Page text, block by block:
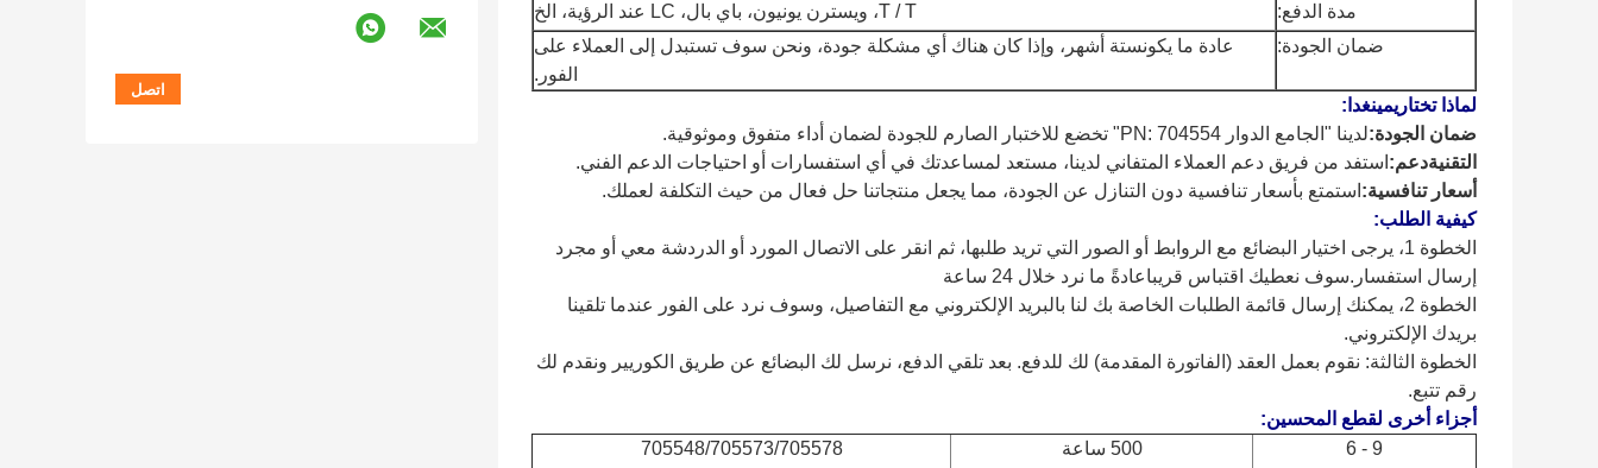
مدة الدفع:
T / T، ويسترن يونيون، باي بال، LC عند الرؤية، الخ
ضمان الجودة:
عادة ما يكونستة أشهر، وإذا كان هناك أي مشكلة جودة، ونحن سوف تستبدل إلى العملاء على
الفور.
لماذا تختار يمينغدا :
ضمان الجودة:لدينا "الجامع الدوار PN: 704554" تخضع للاختبار الصارم للجودة لضمان أداء متفوق وموثوقية.
التقنيةدعم: استفد من فريق دعم العملاء المتفاني لدينا، مستعد لمساعدتك في أي استفسارات أو احتياجات الدعم الفني.
أسعار تنافسية: استمتع بأسعار تنافسية دون التنازل عن الجودة، مما يجعل منتجاتنا حل فعال من حيث التكلفة لعملك.
كيفية الطلب:
الخطوة 1، يرجى اختيار البضائع مع الروابط أو الصور التي تريد طلبها، ثم انقر على الاتصال المورد أو الدردشة معي أو مجرد
إرسال استفسار.سوف نعطيك اقتباس قريباعادةً ما نرد خلال 24 ساعة
الخطوة 2، يمكنك إرسال قائمة الطلبات الخاصة بك لنا بالبريد الإلكتروني مع التفاصيل، وسوف نرد على الفور عندما تلقينا
بريدك الإلكتروني.
الخطوة الثالثة: نقوم بعمل العقد (الفاتورة المقدمة) لك للدفع. بعد تلقي الدفع، نرسل لك البضائع عن طريق الكوريير ونقدم لك
رقم تتبع.
أجزاء أخرى لقطع المحسين:
9 - 6
500 ساعة
705548/705573/705578